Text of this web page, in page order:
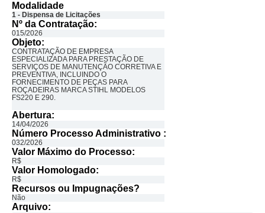
Modalidade
1 - Dispensa de Licitações
Nº da Contratação:
015/2026
Objeto:
CONTRATAÇÃO DE EMPRESA
ESPECIALIZADA PARA PRESTAÇÃO DE
SERVIÇOS DE MANUTENÇÃO CORRETIVA E
PREVENTIVA, INCLUINDO O
FORNECIMENTO DE PEÇAS PARA
ROÇADEIRAS MARCA STIHL MODELOS
FS220 E 290.
Abertura:
14/04/2026
Número Processo Administrativo :
032/2026
Valor Máximo do Processo: ​
R$
Valor Homologado: ​
R$
Recursos ou Impugnações? ​
Não
Arquivo: